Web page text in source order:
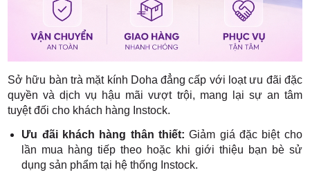
Sở hữu bàn trà mặt kính Doha đẳng cấp với loạt ưu đãi đặc
quyền và dịch vụ hậu mãi vượt trội, mang lại sự an tâm
tuyệt đối cho khách hàng Instock.
Ưu đãi khách hàng thân thiết:Giảm giá đặc biệt cho
lần mua hàng tiếp theo hoặc khi giới thiệu bạn bè sử
dụng sản phẩm tại hệ thống Instock.